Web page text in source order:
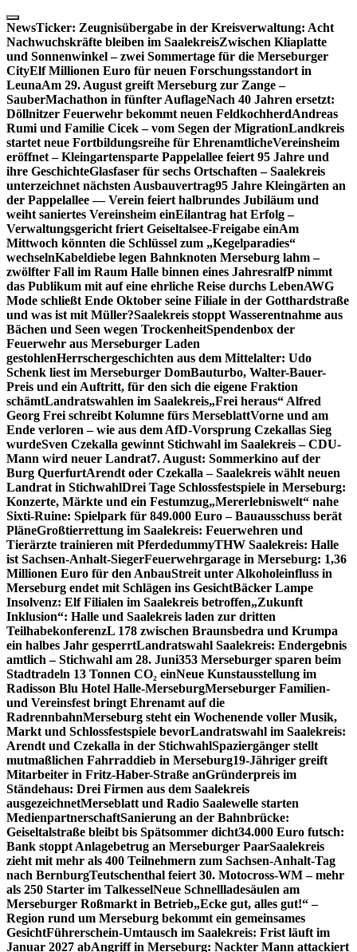
Skip
to
content
NewsTicker: Zeugnisübergabe in der Kreisverwaltung: Acht
Nachwuchskräfte bleiben im SaalekreisZwischen Kliaplatte
und Sonnenwinkel – zwei Sommertage für die Merseburger
CityElf Millionen Euro für neuen Forschungsstandort in
LeunaAm 29. August greift Merseburg zur Zange –
SauberMachathon in fünfter AuflageNach 40 Jahren ersetzt:
Döllnitzer Feuerwehr bekommt neuen FeldkochherdAndreas
Rumi und Familie Cicek – vom Segen der MigrationLandkreis
startet neue Fortbildungsreihe für EhrenamtlicheVereinsheim
eröffnet – Kleingartensparte Pappelallee feiert 95 Jahre und
ihre GeschichteGlasfaser für sechs Ortschaften – Saalekreis
unterzeichnet nächsten Ausbauvertrag95 Jahre Kleingärten an
der Pappelallee — Verein feiert halbrundes Jubiläum und
weiht saniertes Vereinsheim einEilantrag hat Erfolg –
Verwaltungsgericht friert Geiseltalsee-Freigabe einAm
Mittwoch könnten die Schlüssel zum „Kegelparadies“
wechselnKabeldiebe legen Bahnknoten Merseburg lahm –
zwölfter Fall im Raum Halle binnen eines JahresralfP nimmt
das Publikum mit auf eine ehrliche Reise durchs LebenAWG
Mode schließt Ende Oktober seine Filiale in der Gotthardstraße
und was ist mit Müller?Saalekreis stoppt Wasserentnahme aus
Bächen und Seen wegen TrockenheitSpendenbox der
Feuerwehr aus Merseburger Laden
gestohlenHerrschergeschichten aus dem Mittelalter: Udo
Schenk liest im Merseburger DomBauturbo, Walter-Bauer-
Preis und ein Auftritt, für den sich die eigene Fraktion
schämtLandratswahlen im Saalekreis„Frei heraus“ Alfred
Georg Frei schreibt Kolumne fürs MerseblattVorne und am
Ende verloren – wie aus dem AfD-Vorsprung Czekallas Sieg
wurdeSven Czekalla gewinnt Stichwahl im Saalekreis – CDU-
Mann wird neuer Landrat7. August: Sommerkino auf der
Burg QuerfurtArendt oder Czekalla – Saalekreis wählt neuen
Landrat in StichwahlDrei Tage Schlossfestspiele in Merseburg:
Konzerte, Märkte und ein Festumzug„Mererlebniswelt“ nahe
Sixti-Ruine: Spielpark für 849.000 Euro – Bauausschuss berät
PläneGroßtierrettung im Saalekreis: Feuerwehren und
Tierärzte trainieren mit PferdedummyTHW Saalekreis: Halle
ist Sachsen-Anhalt-SiegerFeuerwehrgarage in Merseburg: 1,36
Millionen Euro für den AnbauStreit unter Alkoholeinfluss in
Merseburg endet mit Schlägen ins GesichtBäcker Lampe
Insolvenz: Elf Filialen im Saalekreis betroffen„Zukunft
Inklusion“: Halle und Saalekreis laden zur dritten
TeilhabekonferenzL 178 zwischen Braunsbedra und Krumpa
ein halbes Jahr gesperrtLandratswahl Saalekreis: Endergebnis
amtlich – Stichwahl am 28. Juni353 Merseburger sparen beim
Stadtradeln 13 Tonnen CO₂ einNeue Kunstausstellung im
Radisson Blu Hotel Halle-MerseburgMerseburger Familien-
und Vereinsfest bringt Ehrenamt auf die
RadrennbahnMerseburg steht ein Wochenende voller Musik,
Markt und Schlossfestspiele bevorLandratswahl im Saalekreis:
Arendt und Czekalla in der StichwahlSpaziergänger stellt
mutmaßlichen Fahrraddieb in Merseburg19-Jähriger greift
Mitarbeiter in Fritz-Haber-Straße anGründerpreis im
Ständehaus: Drei Firmen aus dem Saalekreis
ausgezeichnetMerseblatt und Radio Saalewelle starten
MedienpartnerschaftSanierung an der Bahnbrücke:
Geiseltalstraße bleibt bis Spätsommer dicht34.000 Euro futsch:
Bank stoppt Anlagebetrug an Merseburger PaarSaalekreis
zieht mit mehr als 400 Teilnehmern zum Sachsen-Anhalt-Tag
nach BernburgTeutschenthal feiert 30. Motocross-WM – mehr
als 250 Starter im TalkesselNeue Schnellladesäulen am
Merseburger Roßmarkt in Betrieb„Ecke gut, alles gut!“ –
Region rund um Merseburg bekommt ein gemeinsames
GesichtFührerschein-Umtausch im Saalekreis: Frist läuft im
Januar 2027 abAngriff in Merseburg: Nackter Mann attackiert